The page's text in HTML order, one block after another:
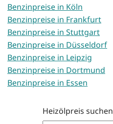
Benzinpreise in Köln
Benzinpreise in Frankfurt
Benzinpreise in Stuttgart
Benzinpreise in Düsseldorf
Benzinpreise in Leipzig
Benzinpreise in Dortmund
Benzinpreise in Essen
Heizölpreis suchen